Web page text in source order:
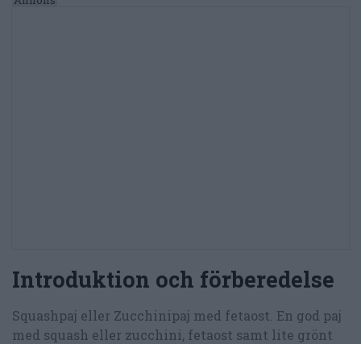
Introduktion och förberedelse
Squashpaj eller Zucchinipaj med fetaost. En god paj
med squash eller zucchini, fetaost samt lite grönt